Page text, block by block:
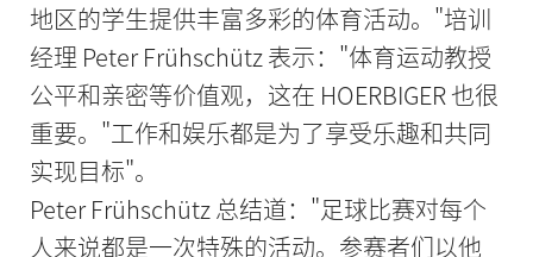
地区的学生提供丰富多彩的体育活动。"培训
经理 Peter Frühschütz 表示："体育运动教授
公平和亲密等价值观，这在 HOERBIGER 也很
重要。"工作和娱乐都是为了享受乐趣和共同
实现目标"。
Peter Frühschütz 总结道："足球比赛对每个
人来说都是一次特殊的活动。参赛者们以他